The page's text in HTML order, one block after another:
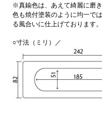
※真鍮色は、あえて綺麗に磨
色も焼付塗装のように均一で
る風合いに仕上げております。
○寸法（ミリ）／